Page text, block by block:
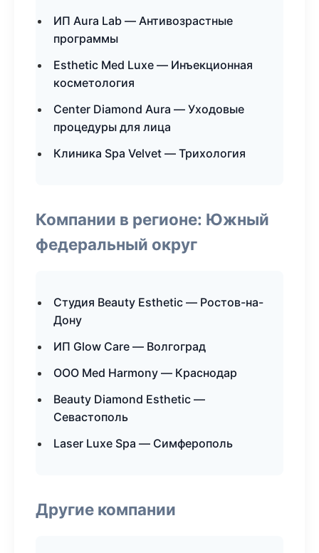
ИП Aura Lab — Антивозрастные
программы
Esthetic Med Luxe — Инъекционная
косметология
Center Diamond Aura — Уходовые
процедуры для лица
Клиника Spa Velvet — Трихология
Компании в регионе: Южный
федеральный округ
Студия Beauty Esthetic — Ростов-на-
Дону
ИП Glow Care — Волгоград
ООО Med Harmony — Краснодар
Beauty Diamond Esthetic —
Севастополь
Laser Luxe Spa — Симферополь
Другие компании